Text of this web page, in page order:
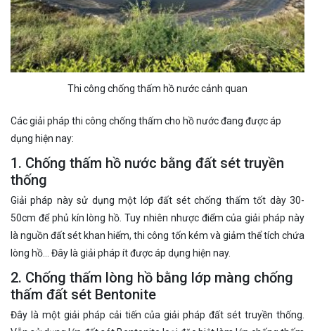
Thi công chống thấm hồ nước cảnh quan
Các giải pháp thi công chống thấm cho hồ nước đang được áp
dụng hiện nay:
1. Chống thấm hồ nước bằng đất sét truyền
thống
Giải pháp này sử dụng một lớp đất sét chống thấm tốt dày 30-
50cm để phủ kín lòng hồ. Tuy nhiên nhược điểm của giải pháp này
là nguồn đất sét khan hiếm, thi công tốn kém và giảm thể tích chứa
lòng hồ… Đây là giải pháp ít được áp dụng hiện nay.
2. Chống thấm lòng hồ bằng lớp màng chống
thấm đất sét Bentonite
Đây là một giải pháp cải tiến của giải pháp đất sét truyền thống.